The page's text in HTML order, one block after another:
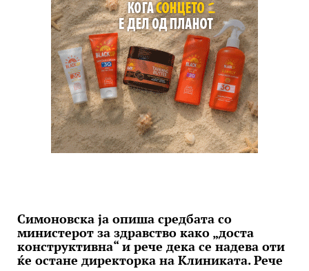
Симоновска ја опиша средбата со
министерот за здравство како „доста
конструктивна“ и рече дека се надева оти
ќе остане директорка на Клиниката. Рече